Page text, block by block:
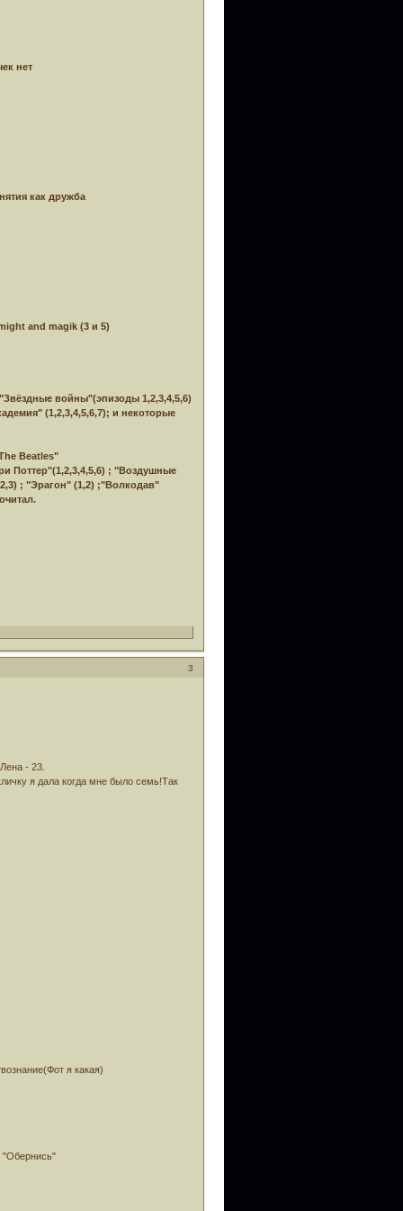
нет
как дружба
and magik (3 и 5)
войны"(эпизоды 1,2,3,4,5,6)
(1,2,3,4,5,6,7); и некоторые
Beatles"
Поттер"(1,2,3,4,5,6) ; "Воздушные
; "Эрагон" (1,2) ;"Волкодав"
3
- 23.
я дала когда мне было семь!Так
я какая)
"Обернись"